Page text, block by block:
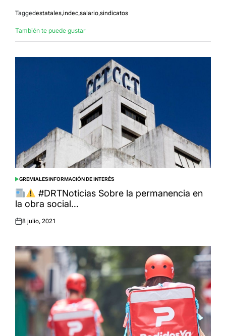
Taggedestatales,indec,salario,sindicatos
También te puede gustar
POSTED
IN
GREMIALESINFORMACIÓN DE INTERÉS
#DRTNoticias Sobre la permanencia en
la obra social…
Posted
8 julio, 2021